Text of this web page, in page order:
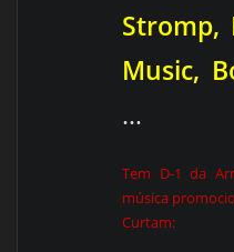
Stromp,
Music,
…
Tem D-1 da
música
Curtam: